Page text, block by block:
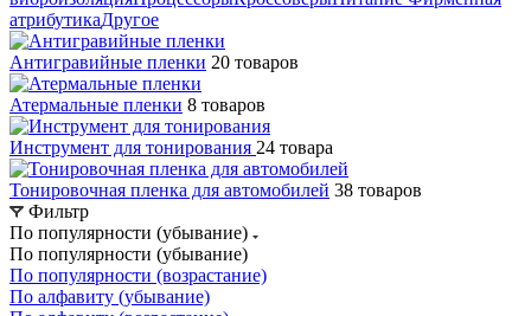
атрибутикаДругое
Антигравийные пленки 20 товаров
Атермальные пленки 8 товаров
Инструмент для тонирования 24 товара
Тонировочная пленка для автомобилей 38 товаров
Фильтр
По популярности (убывание)
По популярности (убывание)
По популярности (возрастание)
По алфавиту (убывание)